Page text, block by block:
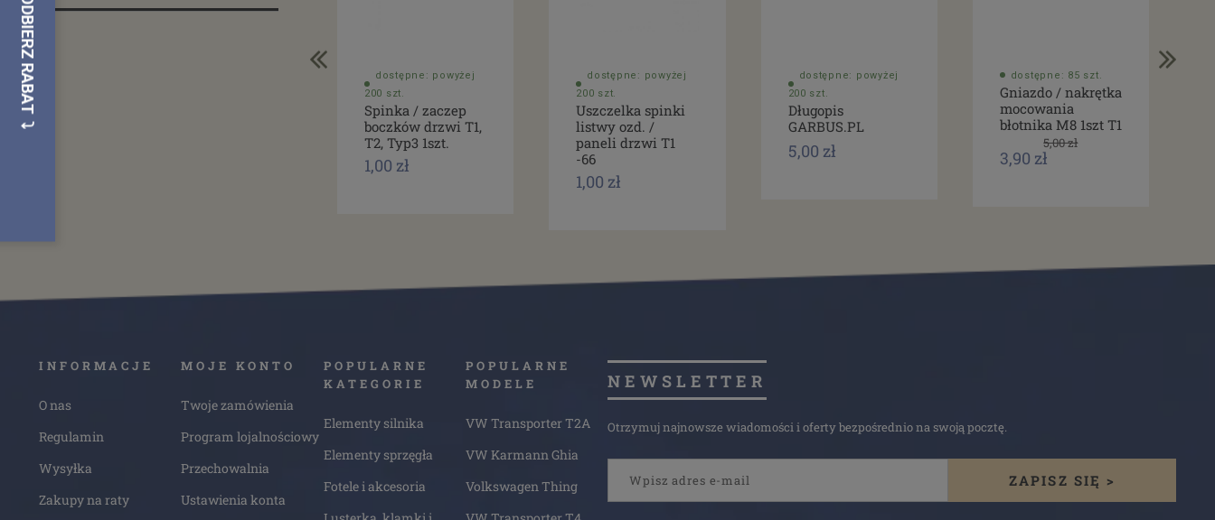
dostępne: powyżej
200 szt.
Spinka / zaczep
boczków drzwi T1,
T2, Typ3 1szt.
1,00 zł
dostępne: powyżej
200 szt.
Uszczelka spinki
listwy ozd. /
paneli drzwi T1
-66
1,00 zł
dostępne: powyżej
200 szt.
Długopis
GARBUS.PL
5,00 zł
dostępne: 85 szt.
Gniazdo / nakrętka
mocowania
błotnika M8 1szt T1
5,00 zł
3,90 zł
INFORMACJE
O nas
Regulamin
Wysyłka
Zakupy na raty
MOJE KONTO
Twoje zamówienia
Program lojalnościowy
Przechowalnia
Ustawienia konta
POPULARNE
KATEGORIE
Elementy silnika
Elementy sprzęgła
Fotele i akcesoria
POPULARNE
MODELE
VW Transporter T2A
VW Karmann Ghia
Volkswagen Thing
NEWSLETTER
Otrzymuj najnowsze wiadomości i oferty bezpośrednio na swoją pocztę.
ZAPISZ SIĘ >